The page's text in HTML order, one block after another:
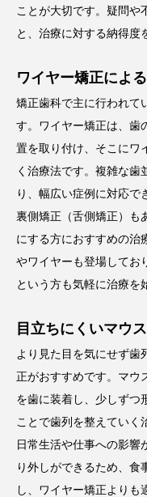
ことが大切です。疑問や
と、治療に対する納得度
ワイヤー矯正によ
矯正歯科で主に行われて
す。ワイヤー矯正は、歯
置を取り付け、そこにワ
く治療法です。複雑な歯
り、幅広い症例に対応で
裏側矯正（舌側矯正）も
にする方におすすめの治
やワイヤーも登場してお
という方も気軽に治療を
目立ちにくいマウ
より見た目を気にせず歯
正がおすすめです。マウ
を歯に装着し、少しずつ
ことで歯列を整えていく
日常生活や仕事への影響
り外しができるため、食
し、ワイヤー矯正よりも